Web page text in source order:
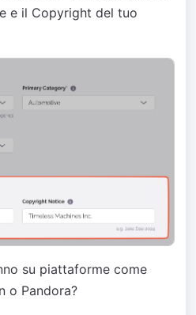
e il Copyright del tuo
su piattaforme come
o Pandora?